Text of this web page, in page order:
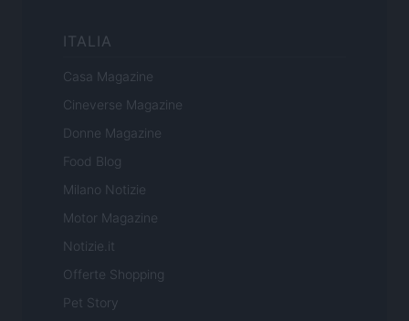
ITALIA
Casa Magazine
Cineverse Magazine
Donne Magazine
Food Blog
Milano Notizie
Motor Magazine
Notizie.it
Offerte Shopping
Pet Story